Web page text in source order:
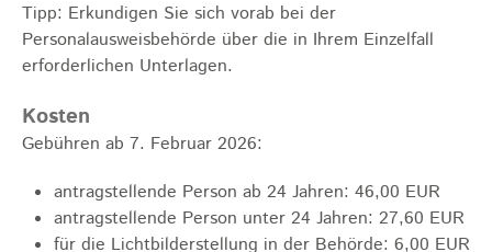
Tipp: Erkundigen Sie sich vorab bei der
Personalausweisbehörde über die in Ihrem Einzelfall
erforderlichen Unterlagen.
Kosten
Gebühren ab 7. Februar 2026:
antragstellende Person ab 24 Jahren: 46,00 EUR
antragstellende Person unter 24 Jahren: 27,60 EUR
für die Lichtbilderstellung in der Behörde: 6,00 EUR